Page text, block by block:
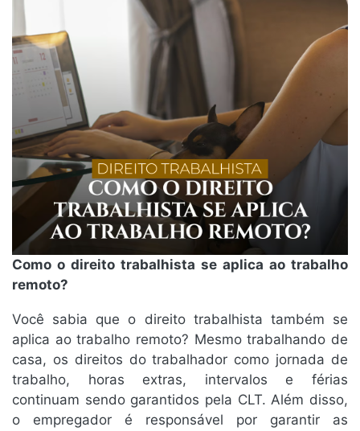
Como o direito trabalhista se aplica ao trabalho
remoto?
Você sabia que o direito trabalhista também se
aplica ao trabalho remoto? Mesmo trabalhando de
casa, os direitos do trabalhador como jornada de
trabalho, horas extras, intervalos e férias
continuam sendo garantidos pela CLT. Além disso,
o empregador é responsável por garantir as